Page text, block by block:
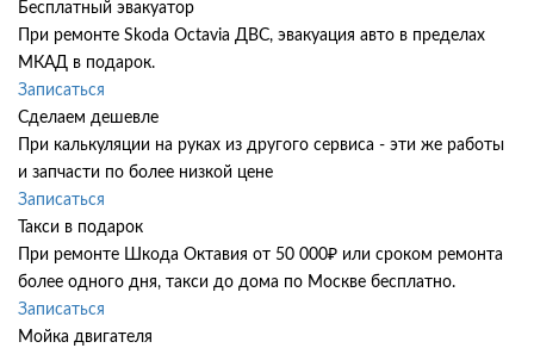
Бесплатный эвакуатор
При ремонте Skoda Octavia ДВС, эвакуация авто в пределах
МКАД в подарок.
Записаться
Сделаем дешевле
При калькуляции на руках из другого сервиса - эти же работы
и запчасти по более низкой цене
Записаться
Такси в подарок
При ремонте Шкода Октавия от 50 000₽ или сроком ремонта
более одного дня, такси до дома по Москве бесплатно.
Записаться
Мойка двигателя